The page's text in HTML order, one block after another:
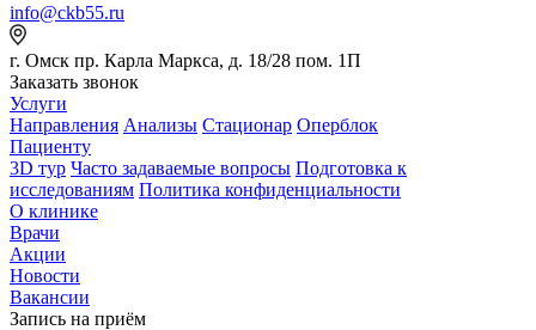
info@ckb55.ru
г. Омск пр. Карла Маркса, д. 18/28 пом. 1П
Заказать звонок
Услуги
Направления Анализы Стационар Оперблок
Пациенту
3D тур Часто задаваемые вопросы Подготовка к
исследованиям Политика конфиденциальности
О клинике
Врачи
Акции
Новости
Вакансии
Запись на приём